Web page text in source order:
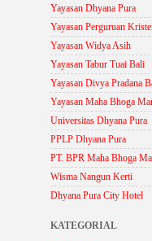
Yayasan Dhyana Pura
Yayasan Perguruan
Yayasan Widya Asih
Yayasan Tabur Tuai Bali
Yayasan Divya Pradana
Yayasan Maha Bhoga
Universitas Dhyana Pura
PPLP Dhyana Pura
PT. BPR Maha Bhoga
Wisma Nangun Kerti
Dhyana Pura City Hotel
KATEGORIAL